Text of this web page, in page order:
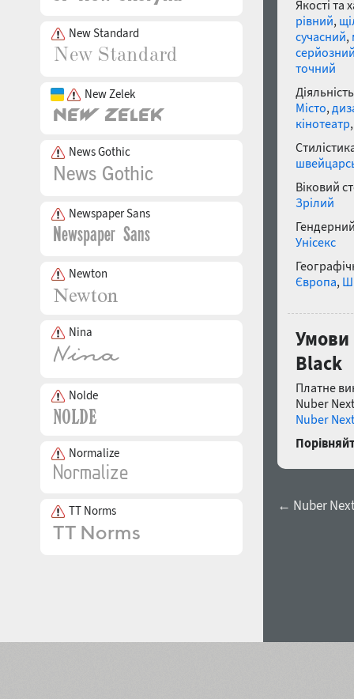
New Standard
New Zelek
News Gothic
Newspaper Sans
Newton
Nina
Nolde
Normalize
TT Norms
Якості та
рівний,
сучасний,
точний
Місто,
кінотеатр
Віковий
Зрілий
Унісекс
Європа,
Умови
Black
Платне
Nuber
Nuber
← Nuber